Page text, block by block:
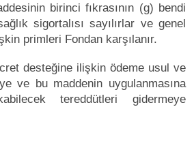
birinci fıkrasının (g) bendi
sigortalısı sayılırlar ve genel
primleri Fondan karşılanır.
desteğine ilişkin ödeme usul ve
ve bu maddenin uygulanmasına
tereddütleri gidermeye